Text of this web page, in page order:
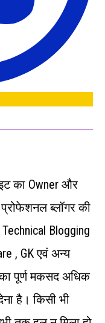
का Owner और
ब्लॉगर की
Blogging
, GK एवं अन्‍य
पूर्ण मकसद अधिक
है। किसी भी